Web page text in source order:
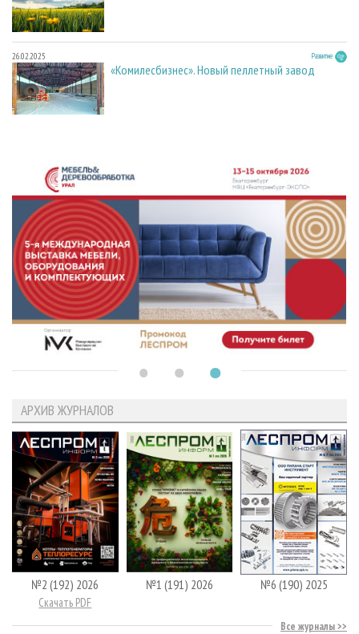
26.02.2025 Развитие
«Комилесбизнес». Новый пеллетный завод
АРХИВ ЖУРНАЛОВ
№2 (192) 2026
Скачать PDF
№1 (191) 2026 №6 (190) 2025
Все журналы